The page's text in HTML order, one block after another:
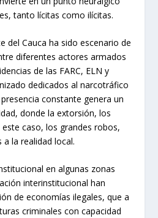
tanto lícitas como ilícitas.
del Cauca ha sido escenario de
diferentes actores armados
de las FARC, ELN y
dedicados al narcotráfico
constante genera un
donde la extorsión, los
caso, los grandes robos,
la realidad local.
en algunas zonas
interinstitucional han
de economías ilegales, que a
criminales con capacidad